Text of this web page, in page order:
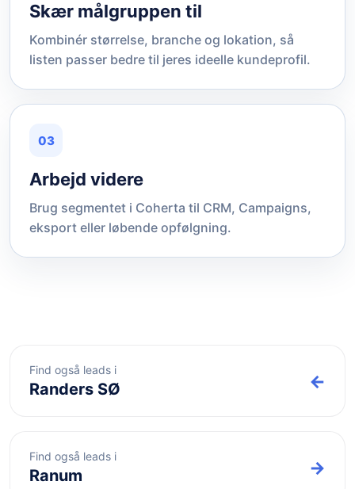
Skær målgruppen til
Kombinér størrelse, branche og lokation, så
listen passer bedre til jeres ideelle kundeprofil.
03
Arbejd videre
Brug segmentet i Coherta til CRM, Campaigns,
eksport eller løbende opfølgning.
Find også leads i
Randers SØ ←
Find også leads i
Ranum →